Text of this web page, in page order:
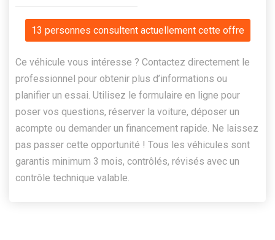
13 personnes consultent actuellement cette offre
Ce véhicule vous intéresse ? Contactez directement le
professionnel pour obtenir plus d’informations ou
planifier un essai. Utilisez le formulaire en ligne pour
poser vos questions, réserver la voiture, déposer un
acompte ou demander un financement rapide. Ne laissez
pas passer cette opportunité ! Tous les véhicules sont
garantis minimum 3 mois, contrôlés, révisés avec un
contrôle technique valable.